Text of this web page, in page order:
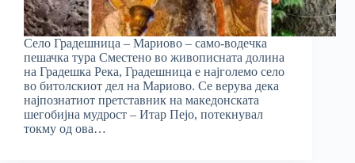
Село Градешница – Мариово – само-водечка
пешачка тура Сместено во живописната долина
на Градешка Река, Градешница е најголемо село
во битолскиот дел на Мариово. Се верува дека
најпознатиот претставник на македонската
шегобијна мудрост – Итар Пејо, потекнувал
токму од ова…